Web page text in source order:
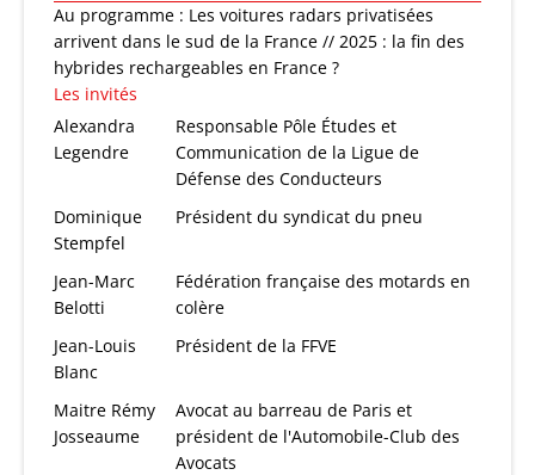
Au programme : Les voitures radars privatisées
arrivent dans le sud de la France // 2025 : la fin des
hybrides rechargeables en France ?
Les invités
Alexandra
Legendre
Responsable Pôle Études et
Communication de la Ligue de
Défense des Conducteurs
Dominique
Stempfel
Président du syndicat du pneu
Jean-Marc
Belotti
Fédération française des motards en
colère
Jean-Louis
Blanc
Président de la FFVE
Maitre Rémy
Josseaume
Avocat au barreau de Paris et
président de l'Automobile-Club des
Avocats